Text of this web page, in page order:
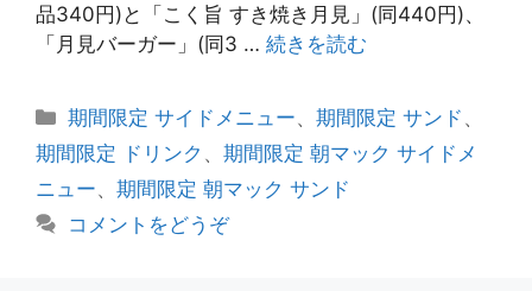
品340円)と「こく旨 すき焼き月見」(同440円)、
「月見バーガー」(同3 … 続きを読む
カ
テ
ゴ
リ
ー
期間限定 サイドメニュー、期間限定 サンド 、
期間限定 ドリンク 、 期間限定 朝マック サイドメ
ニュー、 期間限定 朝マック サンド
コメントをどうぞ